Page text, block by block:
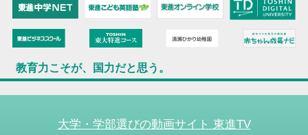
教育力こそが、国力だと思う。
大学・学部選びの動画サイト 東進TV